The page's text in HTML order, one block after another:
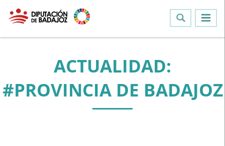
ACTUALIDAD:
#PROVINCIA DE BADAJOZ